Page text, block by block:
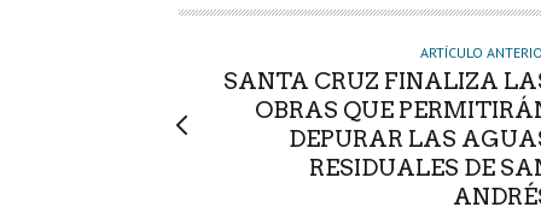
R
ARTÍCULO
SANTA CRUZ FINALIZA
OBRAS QUE
DEPURAR LAS
RESIDUALES DE